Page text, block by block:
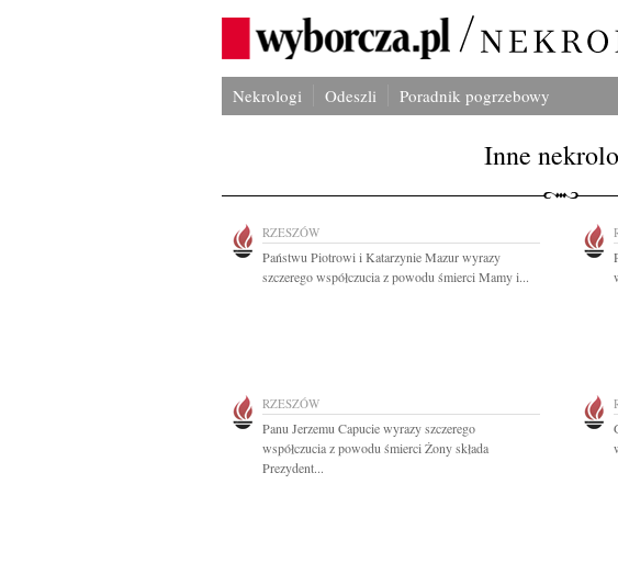
Nekrologi Odeszli Poradnik pogrzebowy
Inne
RZESZÓW
Państwu Piotrowi i Katarzynie Mazur wyrazy
szczerego współczucia z powodu śmierci Mamy i...
RZESZÓW
Panu Jerzemu Capucie wyrazy szczerego
współczucia z powodu śmierci Żony składa
Prezydent...